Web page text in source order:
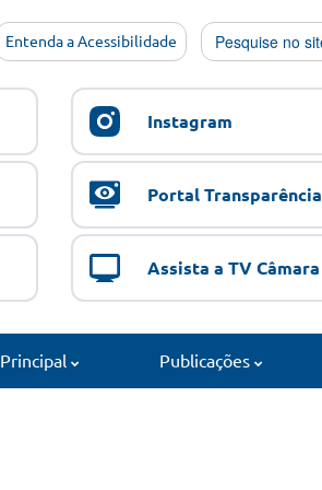
Entenda a Acessibilidade
Instagram
Portal Transparência
Assista a TV Câmara
Principal Publicações